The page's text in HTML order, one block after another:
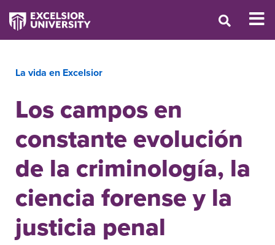
La vida en Excelsior
Los campos en
constante evolución
de la criminología, la
ciencia forense y la
justicia penal